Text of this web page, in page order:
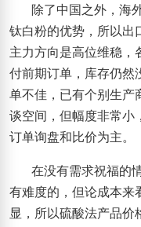
除了中国之外，海
钛白粉的优势，所以出
主力方向是高位维稳，
付前期订单，库存仍然
单不佳，已有个别生产
谈空间，但幅度非常小
订单询盘和比价为主。
在没有需求祝福的
有难度的，但论成本来
显，所以硫酸法产品价